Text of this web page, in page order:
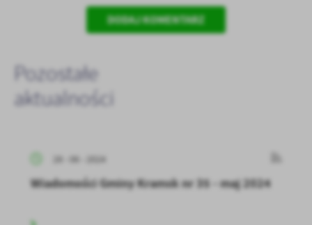
DODAJ KOMENTARZ
Pozostałe
aktualności
28 - 06 - 2024
Wiadomości Gminy Kramsk nr 35 - maj 2024